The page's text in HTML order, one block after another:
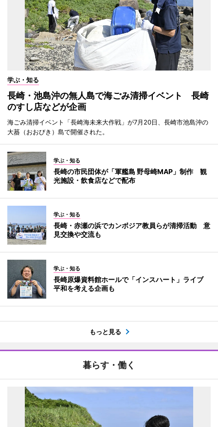
学ぶ・知る
長崎・池島沖の無人島で海ごみ清掃イベント 長崎
のすし店などが企画
海ごみ清掃イベント「長崎海未来大作戦」が7月20日、長崎市池島沖の
大蟇（おおびき）島で開催された。
学ぶ・知る
長崎の市民団体が「軍艦島 野母崎MAP」制作 観
光施設・飲食店などで配布
学ぶ・知る
長崎・赤瀬の浜でカンボジア教員らが清掃活動 意
見交換や交流も
学ぶ・知る
長崎原爆資料館ホールで「インスハート」ライブ
平和を考える企画も
もっと見る
暮らす・働く